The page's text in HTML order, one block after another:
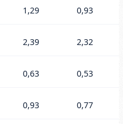
1,29 0,93
2,39 2,32
0,63 0,53
0,93 0,77